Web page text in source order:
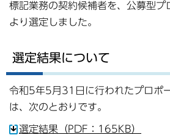
標記業務の契約候補者を、公募型プ
より選定しました。
選定結果について
令和5年5月31日に行われたプロポ
は、次のとおりです。
選定結果（PDF：165KB）